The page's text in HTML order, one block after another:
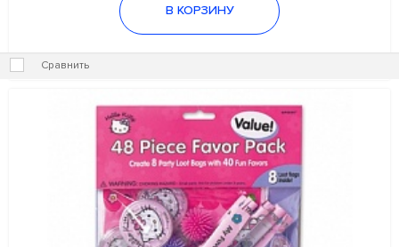
В КОРЗИНУ
Сравнить